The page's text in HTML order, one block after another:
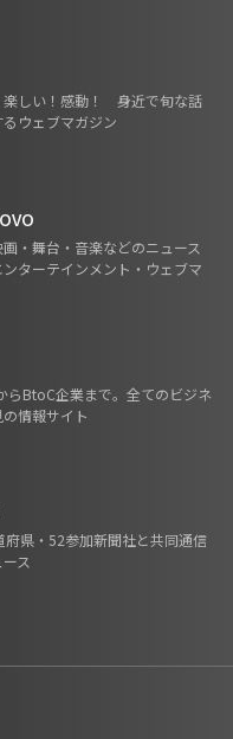
楽しい！感動！ 身近で旬な話
ウェブマガジン
画・舞台・音楽などのニュース
ターテインメント・ウェブマ
らBtoC企業まで。全てのビジネ
情報サイト
府県・52参加新聞社と共同通信
ス